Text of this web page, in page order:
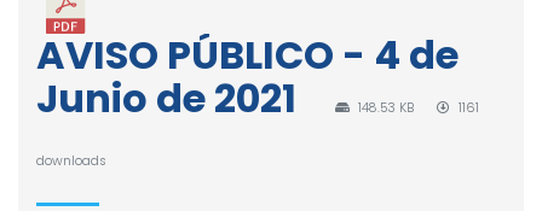
AVISO PÚBLICO - 4 de
Junio de 2021
148.53 KB 1161
downloads